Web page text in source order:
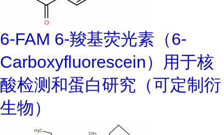
6-FAM 6-羧基荧光素（6-
Carboxyfluorescein）用于核
酸检测和蛋白研究（可定制衍
生物）